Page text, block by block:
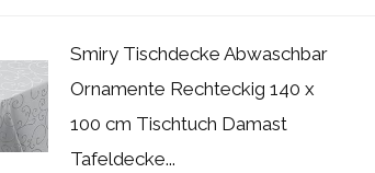
Smiry Tischdecke Abwaschbar
Ornamente Rechteckig 140 x
100 cm Tischtuch Damast
Tafeldecke...